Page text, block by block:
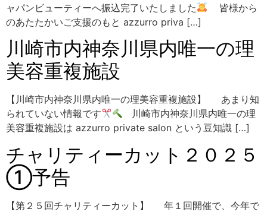
ャパンビューティーへ振込完了いたしました
皆様から
のあたたかいご支援のもと azzurro priva […]
川崎市内神奈川県内唯一の理
美容重複施設
【川崎市内神奈川県内唯一の理美容重複施設】 あまり知
られていない情報です
川崎市内神奈川県内唯一の理
美容重複施設は azzurro private salon という豆知識 […]
チャリティーカット２０２５
①予告
【第２５回チャリティーカット】 年１回開催で、今年で